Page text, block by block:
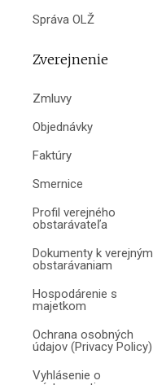
Správa OLŽ
Zverejnenie
Zmluvy
Objednávky
Faktúry
Smernice
Profil verejného
obstarávateľa
Dokumenty k verejným
obstarávaniam
Hospodárenie s
majetkom
Ochrana osobných
údajov (Privacy Policy)
Vyhlásenie o